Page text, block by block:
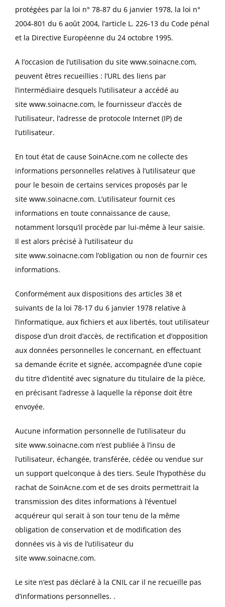
protégées par la loi n° 78-87 du 6 janvier 1978, la loi n°
2004-801 du 6 août 2004, l’article L. 226-13 du Code pénal
et la Directive Européenne du 24 octobre 1995.
A l’occasion de l’utilisation du site www.soinacne.com,
peuvent êtres recueillies : l’URL des liens par
l’intermédiaire desquels l’utilisateur a accédé au
site www.soinacne.com, le fournisseur d’accès de
l’utilisateur, l’adresse de protocole Internet (IP) de
l’utilisateur.
En tout état de cause SoinAcne.com ne collecte des
informations personnelles relatives à l’utilisateur que
pour le besoin de certains services proposés par le
site www.soinacne.com. L’utilisateur fournit ces
informations en toute connaissance de cause,
notamment lorsqu’il procède par lui-même à leur saisie.
Il est alors précisé à l’utilisateur du
site www.soinacne.com l’obligation ou non de fournir ces
informations.
Conformément aux dispositions des articles 38 et
suivants de la loi 78-17 du 6 janvier 1978 relative à
l’informatique, aux fichiers et aux libertés, tout utilisateur
dispose d’un droit d’accès, de rectification et d’opposition
aux données personnelles le concernant, en effectuant
sa demande écrite et signée, accompagnée d’une copie
du titre d’identité avec signature du titulaire de la pièce,
en précisant l’adresse à laquelle la réponse doit être
envoyée.
Aucune information personnelle de l’utilisateur du
site www.soinacne.com n’est publiée à l’insu de
l’utilisateur, échangée, transférée, cédée ou vendue sur
un support quelconque à des tiers. Seule l’hypothèse du
rachat de SoinAcne.com et de ses droits permettrait la
transmission des dites informations à l’éventuel
acquéreur qui serait à son tour tenu de la même
obligation de conservation et de modification des
données vis à vis de l’utilisateur du
site www.soinacne.com.
Le site n’est pas déclaré à la CNIL car il ne recueille pas
d’informations personnelles. .